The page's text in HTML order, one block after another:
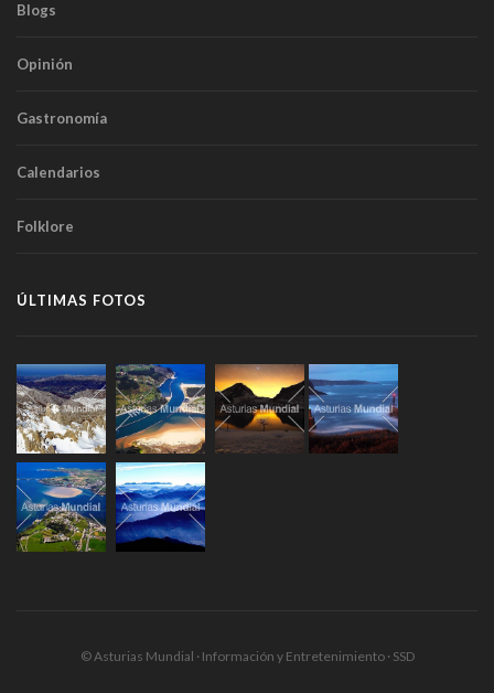
Blogs
Opinión
Gastronomía
Calendarios
Folklore
ÚLTIMAS FOTOS
© Asturias Mundial · Información y Entretenimiento · SSD